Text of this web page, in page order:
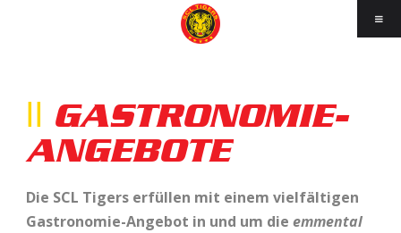
GASTRO­NOMIE-
ANGEBOTE
Die SCL Tigers erfüllen mit einem vielfältigen
Gastronomie-Angebot in und um die emmental